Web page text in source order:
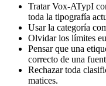
Tratar Vox-ATypI
toda la tipografía
Usar la categoría
Olvidar los límites
Pensar que una
correcto de una
Rechazar toda
matices.